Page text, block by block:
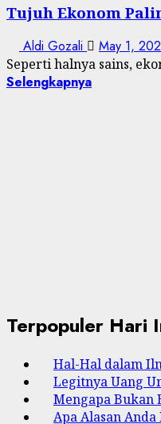
Tujuh Ekonom
Aldi Gozali May 1,
Seperti halnya sains,
Selengkapnya
Terpopuler Hari
Hal-Hal dalam
Legitnya Uang
Mengapa Bukan
Apa Alasan